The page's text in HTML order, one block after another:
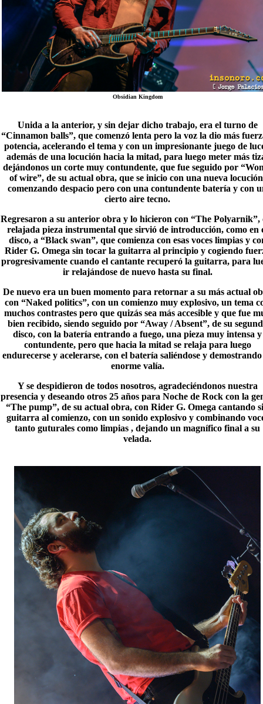
Obsidian Kingdom
Unida a la anterior, y sin dejar dicho trabajo, era el turno de
“Cinnamon balls”, que comenzó lenta pero la voz la dio más
potencia, acelerando el tema y con un impresionante juego de
además de una locución hacia la mitad, para luego meter más
dejándonos un corte muy contundente, que fue seguido por
of wire”, de su actual obra, que se inicio con una nueva
comenzando despacio pero con una contundente batería y con
cierto aire tecno.
Regresaron a su anterior obra y lo hicieron con “The Polyarnik”,
relajada pieza instrumental que sirvió de introducción, como en
disco, a “Black swan”, que comienza con esas voces limpias y
Rider G. Omega sin tocar la guitarra al principio y cogiendo
progresivamente cuando el cantante recuperó la guitarra, para
ir relajándose de nuevo hasta su final.
De nuevo era un buen momento para retornar a su más actual
con “Naked politics”, con un comienzo muy explosivo, un tema
muchos contrastes pero que quizás sea más accesible y que fue
bien recibido, siendo seguido por “Away / Absent”, de su
disco, con la batería entrando a fuego, una pieza muy intensa y
contundente, pero que hacia la mitad se relaja para luego
endurecerse y acelerarse, con el batería saliéndose y demostrando
enorme valía.
Y se despidieron de todos nosotros, agradeciéndonos nuestra
presencia y deseando otros 25 años para Noche de Rock con la
“The pump”, de su actual obra, con Rider G. Omega cantando
guitarra al comienzo, con un sonido explosivo y combinando
tanto guturales como limpias , dejando un magnífico final a su
velada.